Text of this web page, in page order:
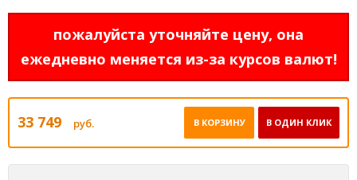
пожалуйста уточняйте цену, она
ежедневно меняется из-за курсов валют!
33 749 руб. В ОДИН КЛИК
В КОРЗИНУ